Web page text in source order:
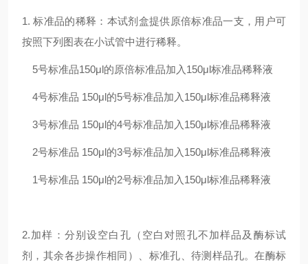
1. 标准品的稀释：本试剂盒提供原倍标准品一支，用户可
按照下列图表在小试管中进行稀释。
5号标准品150μl的原倍标准品加入150μl标准品稀释液
4号标准品 150μl的5号标准品加入150μl标准品稀释液
3号标准品 150μl的4号标准品加入150μl标准品稀释液
2号标准品 150μl的3号标准品加入150μl标准品稀释液
1号标准品 150μl的2号标准品加入150μl标准品稀释液
2.加样：分别设空白孔（空白对照孔不加样品及酶标试
剂，其余各步操作相同）、标准孔、待测样品孔。在酶标